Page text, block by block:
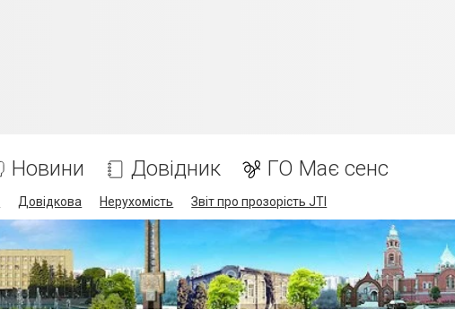
Новини Довідник ГО Має сенс
Довідкова Нерухомість Звіт про прозорість JTI